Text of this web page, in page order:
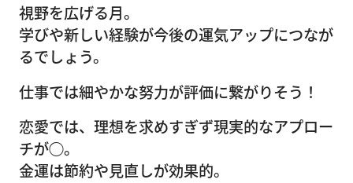
視野を広げる月。
学びや新しい経験が今後の運気アップにつなが
るでしょう。
仕事では細やかな努力が評価に繋がりそう！
恋愛では、理想を求めすぎず現実的なアプロー
チが◯。
金運は節約や見直しが効果的。